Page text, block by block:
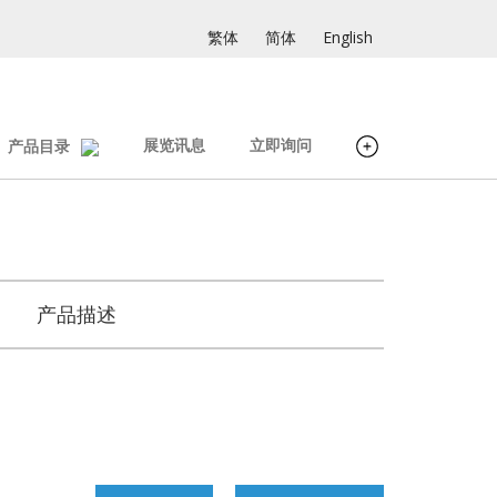
繁体 简体 English
产品目录 展览讯息 立即询问
产品描述